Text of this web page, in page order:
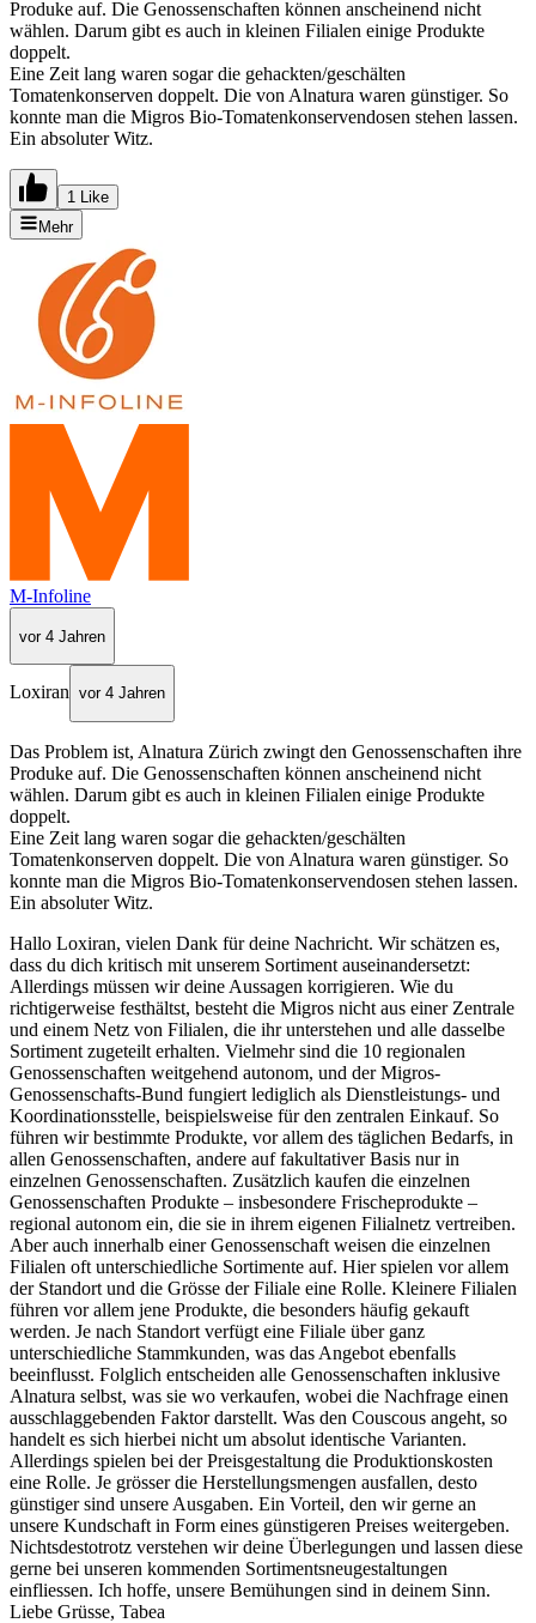
Produke auf. Die Genossenschaften können anscheinend nicht
wählen. Darum gibt es auch in kleinen Filialen einige Produkte
doppelt.
Eine Zeit lang waren sogar die gehackten/geschälten
Tomatenkonserven doppelt. Die von Alnatura waren günstiger. So
konnte man die Migros Bio-Tomatenkonservendosen stehen lassen.
Ein absoluter Witz.
1 Like
Mehr
M-Infoline
vor 4 Jahren
Loxiran vor 4 Jahren
Das Problem ist, Alnatura Zürich zwingt den Genossenschaften ihre
Produke auf. Die Genossenschaften können anscheinend nicht
wählen. Darum gibt es auch in kleinen Filialen einige Produkte
doppelt.
Eine Zeit lang waren sogar die gehackten/geschälten
Tomatenkonserven doppelt. Die von Alnatura waren günstiger. So
konnte man die Migros Bio-Tomatenkonservendosen stehen lassen.
Ein absoluter Witz.
Hallo Loxiran, vielen Dank für deine Nachricht. Wir schätzen es,
dass du dich kritisch mit unserem Sortiment auseinandersetzt:
Allerdings müssen wir deine Aussagen korrigieren. Wie du
richtigerweise festhältst, besteht die Migros nicht aus einer Zentrale
und einem Netz von Filialen, die ihr unterstehen und alle dasselbe
Sortiment zugeteilt erhalten. Vielmehr sind die 10 regionalen
Genossenschaften weitgehend autonom, und der Migros-
Genossenschafts-Bund fungiert lediglich als Dienstleistungs- und
Koordinationsstelle, beispielsweise für den zentralen Einkauf. So
führen wir bestimmte Produkte, vor allem des täglichen Bedarfs, in
allen Genossenschaften, andere auf fakultativer Basis nur in
einzelnen Genossenschaften. Zusätzlich kaufen die einzelnen
Genossenschaften Produkte – insbesondere Frischeprodukte –
regional autonom ein, die sie in ihrem eigenen Filialnetz vertreiben.
Aber auch innerhalb einer Genossenschaft weisen die einzelnen
Filialen oft unterschiedliche Sortimente auf. Hier spielen vor allem
der Standort und die Grösse der Filiale eine Rolle. Kleinere Filialen
führen vor allem jene Produkte, die besonders häufig gekauft
werden. Je nach Standort verfügt eine Filiale über ganz
unterschiedliche Stammkunden, was das Angebot ebenfalls
beeinflusst. Folglich entscheiden alle Genossenschaften inklusive
Alnatura selbst, was sie wo verkaufen, wobei die Nachfrage einen
ausschlaggebenden Faktor darstellt. Was den Couscous angeht, so
handelt es sich hierbei nicht um absolut identische Varianten.
Allerdings spielen bei der Preisgestaltung die Produktionskosten
eine Rolle. Je grösser die Herstellungsmengen ausfallen, desto
günstiger sind unsere Ausgaben. Ein Vorteil, den wir gerne an
unsere Kundschaft in Form eines günstigeren Preises weitergeben.
Nichtsdestotrotz verstehen wir deine Überlegungen und lassen diese
gerne bei unseren kommenden Sortimentsneugestaltungen
einfliessen. Ich hoffe, unsere Bemühungen sind in deinem Sinn.
Liebe Grüsse, Tabea